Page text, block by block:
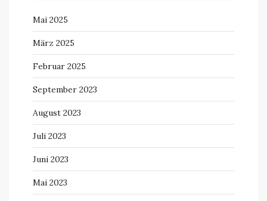
Mai 2025
März 2025
Februar 2025
September 2023
August 2023
Juli 2023
Juni 2023
Mai 2023